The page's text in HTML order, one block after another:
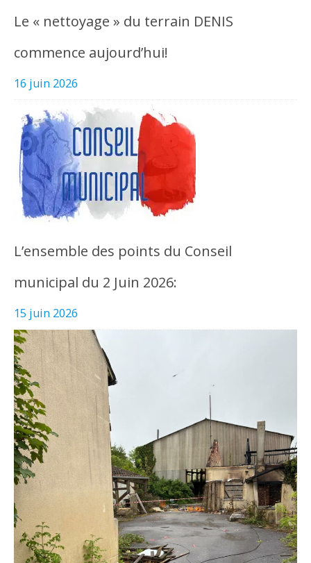
Le « nettoyage » du terrain DENIS
commence aujourd’hui!
16 juin 2026
L’ensemble des points du Conseil
municipal du 2 Juin 2026:
15 juin 2026